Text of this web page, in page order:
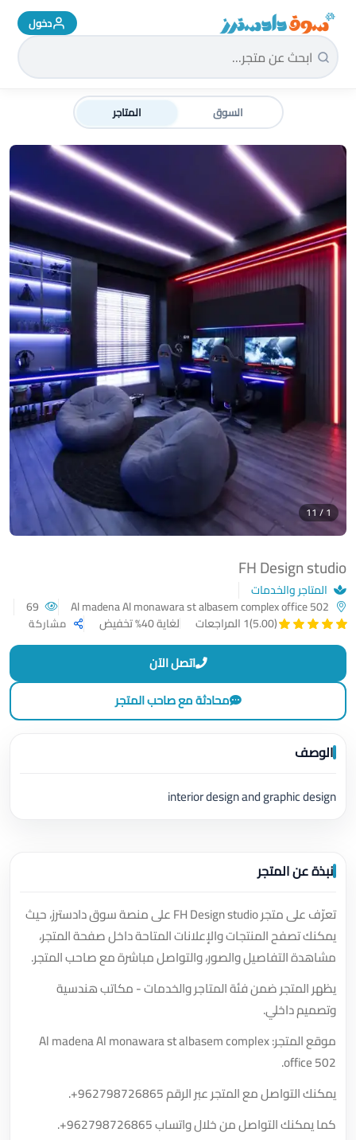
سوق دادسترز الرئيسية دخول
السوق المتاجر
FH Design studio
المتاجر والخدمات
(5.00)
1 المراجعات لغاية 40% تخفيض مشاركة
1 / 11
اتصل الآن
محادثة مع صاحب المتجر
الوصف
interior design and graphic design
نبذة عن المتجر
تعرّف على متجر FH Design studio على منصة سوق دادسترز، حيث
يمكنك تصفح المنتجات والإعلانات المتاحة داخل صفحة المتجر،
مشاهدة التفاصيل والصور، والتواصل مباشرة مع صاحب المتجر.
يظهر المتجر ضمن فئة المتاجر والخدمات - مكاتب هندسية
وتصميم داخلي.
موقع المتجر: Al madena Al monawara st albasem complex
office 502.
يمكنك التواصل مع المتجر عبر الرقم+962798726865
.
كما يمكنك التواصل من خلال واتساب+962798726865
.